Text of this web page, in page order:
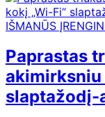
IŠMANŪS
Paprastas
akimirksniu
slaptažodį-